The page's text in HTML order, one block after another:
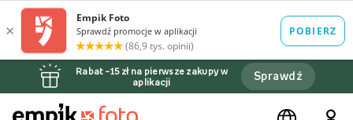
Rabat –15 zł na pierwsze zakupy w
aplikacji
Sprawdź